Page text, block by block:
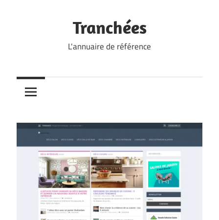
Tranchées
L'annuaire de référence